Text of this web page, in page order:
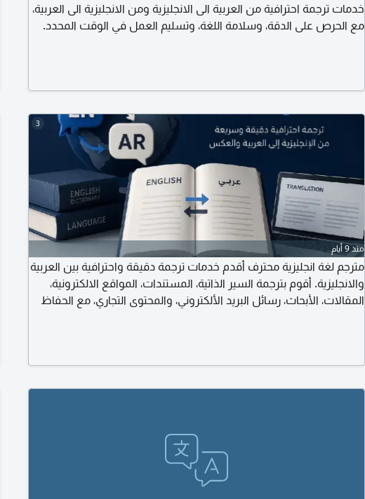
خدمات ترجمة احترافية من العربية الى الانجليزية ومن الانجليزية الى العربية،
مع الحرص على الدقة، وسلامة اللغة، وتسليم العمل في الوقت المحدد.
3
منذ 9 أيام
مترجم لغة انجليزية محترف أقدم خدمات ترجمة دقيقة واحترافية بين العربية
والانجليزية. أقوم بترجمة السير الذاتية، المستندات، المواقع الالكترونية،
المقالات، الأبحاث، رسائل البريد الألكتروني، والمحتوى التجاري، مع الحفاظ